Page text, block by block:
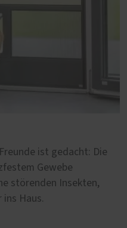
ist gedacht: Die
Gewebe
störenden Insekten,
Haus.